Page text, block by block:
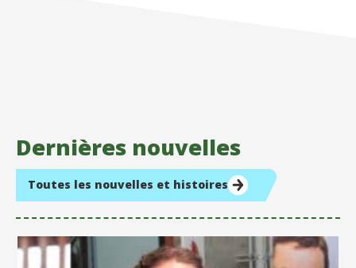
Dernières nouvelles
Toutes les nouvelles et histoires